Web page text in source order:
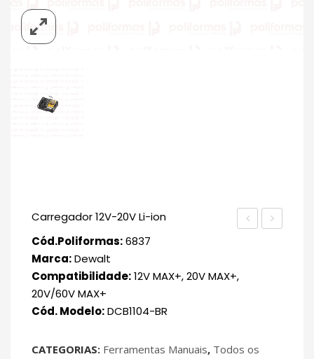
DW165N
Carregador 12V-20V Li-ion
Cód.Poliformas:6837
Marca:Dewalt
Compatibilidade:12V MAX+, 20V MAX+,
20V/60V MAX+
Cód. Modelo:DCB1104-BR
CATEGORIAS: Ferramentas Manuais, Todos os